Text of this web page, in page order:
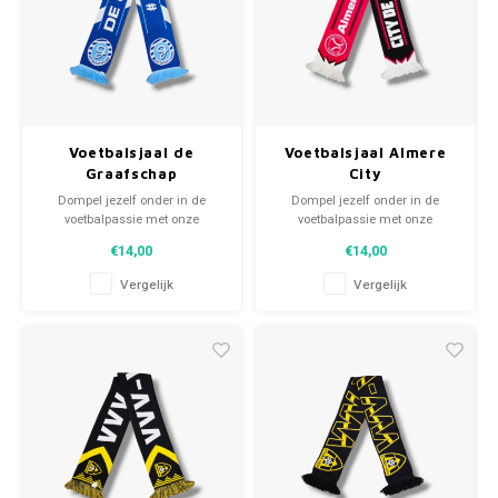
Voetbalsjaal de
Graafschap
Dompel jezelf onder in de
voetbalpassie met onze
clubmotto's tot spelersnamen,
elk stuk vertelt een verhaal. Kies
uit tweedehands en nieuwe
fansjaals!
€14,00
Vergelijk
Voetbalsjaal Almere
City
Dompel jezelf onder in de
voetbalpassie met onze
clubmotto's tot spelersnamen,
elk stuk vertelt een verhaal. Kies
uit tweedehands en nieuwe
€14,00
Vergelijk